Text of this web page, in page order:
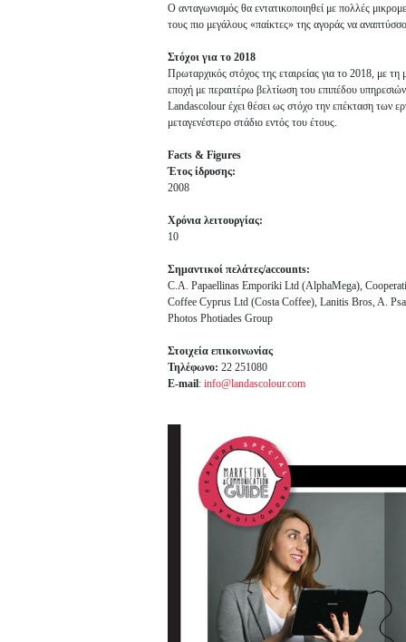
Ο ανταγωνισμός θα εντατικοποιηθεί με πολλές
τους πιο μεγάλους «παίκτες» της αγοράς να
Στόχοι για το 2018
Πρωταρχικός στόχος της εταιρείας για το 2018, με τη
εποχή με περαιτέρω βελτίωση του επιπέδου
Landascolour έχει θέσει ως στόχο την επέκταση των
μεταγενέστερο στάδιο εντός του έτους.
Facts & Figures
Έτος ίδρυσης:
2008
Χρόνια λειτουργίας:
10
Σημαντικοί πελάτες/accounts:
C.A. Papaellinas Emporiki Ltd (AlphaMega),
Coffee Cyprus Ltd (Costa Coffee), Lanitis Bros, A.
Photos Photiades Group
Στοιχεία επικοινωνίας
Τηλέφωνο: 22 251080
E-mail: info@landascolour.com